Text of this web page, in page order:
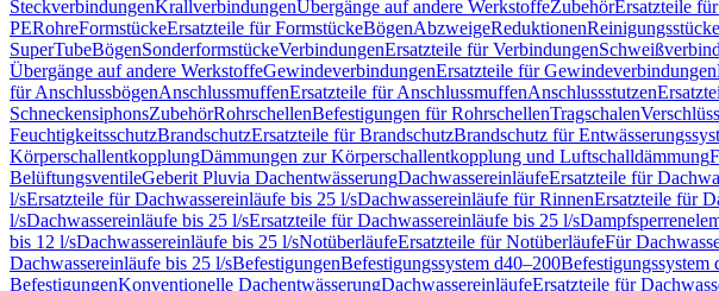
SteckverbindungenKrallverbindungenÜbergänge auf andere WerkstoffeZubehörErsatzteile
PERohreFormstückeErsatzteile für FormstückeBögenAbzweigeReduktionenReinigungsstücke
SuperTubeBögenSonderformstückeVerbindungenErsatzteile für Verbindungen
Übergänge auf andere WerkstoffeGewindeverbindungenErsatzteile für Gewindeverbindungen
für AnschlussbögenAnschlussmuffenErsatzteile für AnschlussmuffenAnschlussstutzen
SchneckensiphonsZubehörRohrschellenBefestigungen für RohrschellenTragschalen
FeuchtigkeitsschutzBrandschutzErsatzteile für BrandschutzBrandschutz für
KörperschallentkopplungDämmungen zur Körperschallentkopplung und Luftschalldämmung
BelüftungsventileGeberit Pluvia DachentwässerungDachwassereinläufeErsatzteile für
l/sErsatzteile für Dachwassereinläufe bis 25 l/sDachwassereinläufe für RinnenErsatzteile für
l/sDachwassereinläufe bis 25 l/sErsatzteile für Dachwassereinläufe bis 25 l/s
bis 12 l/sDachwassereinläufe bis 25 l/sNotüberläufeErsatzteile für NotüberläufeFür
Dachwassereinläufe bis 25 l/sBefestigungenBefestigungssystem d40–200Befestigungssystem
BefestigungenKonventionelle DachentwässerungDachwassereinläufeErsatzteile für